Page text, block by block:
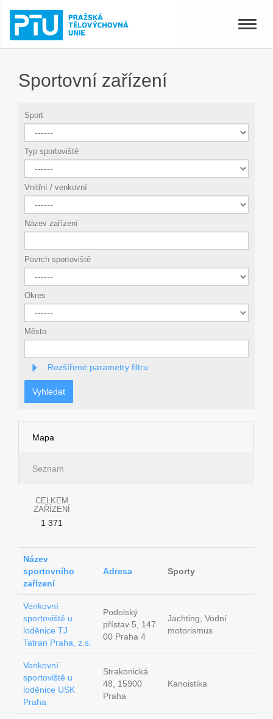
Toggle
Sportovní zařízení
Sport
Typ sportoviště
Vnitřní / venkovní
Název zařízení
Povrch sportoviště
Okres
Město
Rozšířené parametry filtru
Vyhledat
Mapa
Seznam
CELKEM
ZAŘÍZENÍ
1 371
Název
sportovního
zařízení
Adresa Sporty
Venkovní
sportoviště u
loděnice TJ
Tatran Praha, z.s.
Podolský
přístav 5, 147
00 Praha 4
Jachting, Vodní
motorismus
Venkovní
sportoviště u
loděnice USK
Praha
Strakonická
48, 15900
Praha
Kanoistika